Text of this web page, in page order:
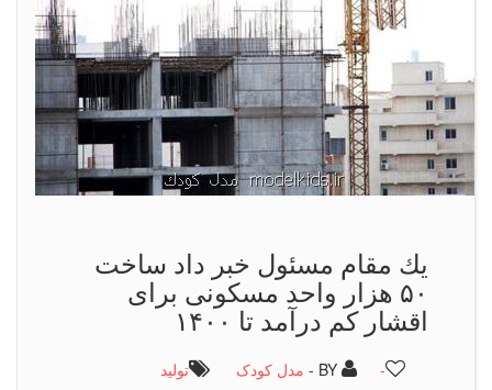
یك مقام مسئول خبر داد ساخت
۵۰ هزار واحد مسكونی برای
اقشار كم درآمد تا ۱۴۰۰
BY - مدل کودک تولید